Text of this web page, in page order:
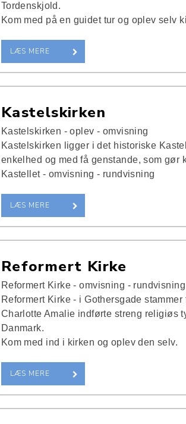
Tordenskjold.
Kom med på en guidet tur og oplev selv
LÆS MERE
Kastelskirken
Kastelskirken - oplev - omvisning
Kastelskirken ligger i det historiske
enkelhed og med få genstande, som gør
Kastellet - omvisning - rundvisning
LÆS MERE
Reformert Kirke
Reformert Kirke - omvisning - rundvisning
Reformert Kirke - i Gothersgade
Charlotte Amalie indførte streng religiøs
Danmark.
Kom med ind i kirken og oplev den selv.
LÆS MERE